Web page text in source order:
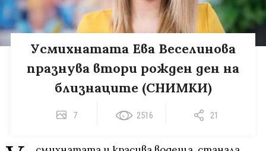
Усмихнатата Ева Веселинова
празнува втори рожден ден на
близнаците (СНИМКИ)
7 2516 21